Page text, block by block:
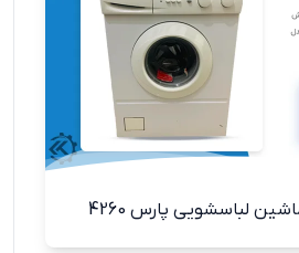
لباسشویی پارس 4260